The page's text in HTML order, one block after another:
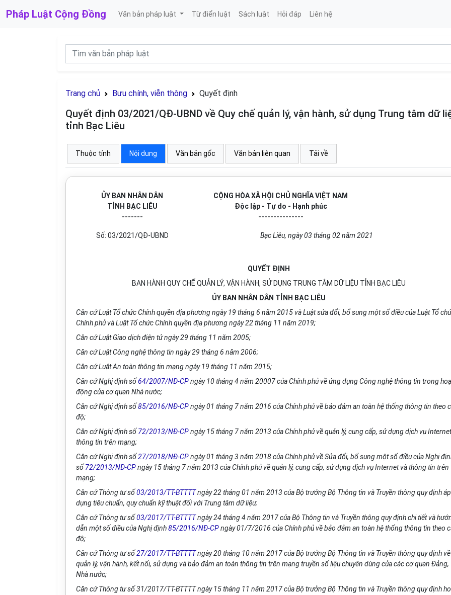
Pháp Luật Cộng Đồng Văn bản pháp luật Từ điển luật Sách luật Hỏi đáp Liên hệ
Trang chủ Bưu chính, viễn thông Quyết định
Quyết định 03/2021/QĐ-UBND về Quy chế quản lý, vận hành, sử dụng Trung tâm dữ
tỉnh Bạc Liêu
Thuộc tính Nội dung Văn bản gốc Văn bản liên quan Tải về
ỦY BAN NHÂN DÂN
TỈNH BẠC LIÊU
-------
CỘNG HÒA XÃ HỘI CHỦ NGHĨA VIỆT NAM
Độc lập - Tự do - Hạnh phúc
---------------
Số: 03/2021/QĐ-UBND Bạc Liêu, ngày03 tháng02năm 2021
QUYẾT ĐỊNH
BAN HÀNH QUY CHẾ QUẢN LÝ, VẬN HÀNH, SỬ DỤNG TRUNG TÂM DỮ LIỆU TỈNH BẠC LIÊU
ỦY BAN NHÂN DÂN TỈNH BẠC LIÊU
Căn cứ Luật Tổ chức Chính quyền địa phương ngày 19 tháng 6 năm 2015 và Luật sửa đổi, bổsung một sốđiều của Luật Tổ
Chính phủ và Luật Tổchức Chính quyền địa phương ngày 22 tháng 11 năm 2019;
Căn cứ Luật Giao dịch điện tử ngày 29 tháng 11 năm 2005;
Căn cứ Luật Công nghệ thông tin ngày 29 tháng 6 năm 2006;
Căn cứ Luật An toàn thông tin mạng ngày 19 tháng 11 năm 2015;
Căn cứ Nghị định số64/2007/NĐ-CPngày 10 tháng 4 năm 20007 của Chính phủ về ứng dụng Công nghệ thông tin trong
động của cơ quan Nhà nước;
Căn cứ Nghị định số85/2016/NĐ-CPngày 01 tháng 7 năm 2016 của Chính phủ về bảo đảm an toàn hệ thống thông tin theo c
độ;
Căn cứ Nghị định số 72/2013/NĐ-CPngày 15 tháng 7 năm 2013 của Chính phủ về quản lý, cung cấp, sử dụng dịch vụ
thông tin trên mạng;
Căn cứ Nghị định số27/2018/NĐ-CPngày 01 tháng 3 năm 2018 của Chính phủ vềSửa đổi, bổ sung một sốđiều của Nghị
số 72/2013/NĐ-CPngày 15 tháng 7 năm 2013 của Chính phủvề quản lý, cung cấp, sử dụng dịch vụ Internet và thông tin trên
mạng;
Căn cứ Thông tư số03/2013/TT-BTTTTngày 22 tháng 01 năm 2013 của Bộ trưởng Bộ Thông tin và Truyền thông quy định áp
dụng tiêu chuẩn, quy chuẩn kỹ thuật đối với Trung tâm dữ liệu;
Căn cứ Thông tư số03/2017/TT-BTTTTngày 24 tháng 4 năm 2017 của Bộ Thông tin và Truyền thông quy định chi tiết và
dẫn một sốđiều của Nghị định85/2016/NĐ-CPngày 01/7/2016 của Chính phủ về bảo đảm an toàn hệ thống thông tin theo
độ;
Căn cứ Thông tư số27/2017/TT-BTTTTngày 20 tháng 10 năm 2017 của Bộ trưởng Bộ Thông tin và Truyền thông quy định về
quản lý, vận hành, kết nối, sử dụng và bảo đảm an toàn thông tin trên mạng truyền sốliệu chuyên dùng của các cơquan Đảng,
Nhà nước;
Căn cứ Thông tư số31/2017/TT-BTTTT ngày 15 tháng 11 năm 2017 của Bộ trưởng Bộ Thông tin và Truyền thông quy định